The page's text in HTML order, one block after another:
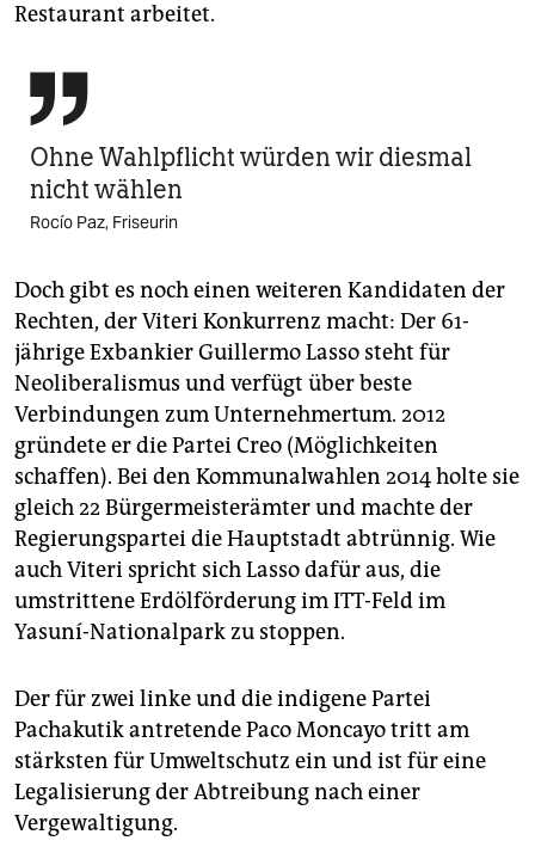
Restaurant arbeitet.

Ohne Wahlpflicht würden wir diesmal
nicht wählen
Rocío Paz, Friseurin
Doch gibt es noch einen weiteren Kandidaten der
Rechten, der Viteri Konkurrenz macht: Der 61-
jährige Exbankier Guillermo Lasso steht für
Neoliberalismus und verfügt über beste
Verbindungen zum Unternehmertum. 2012
gründete er die Partei Creo (Möglichkeiten
schaffen). Bei den Kommunalwahlen 2014 holte sie
gleich 22 Bürgermeisterämter und machte der
Regierungspartei die Hauptstadt abtrünnig. Wie
auch Viteri spricht sich Lasso dafür aus, die
umstrittene Erdölförderung im ITT-Feld im
Yasuní-Nationalpark zu stoppen.
Der für zwei linke und die indigene Partei
Pachakutik antretende Paco Moncayo tritt am
stärksten für Umweltschutz ein und ist für eine
Legalisierung der Abtreibung nach einer
Vergewaltigung.